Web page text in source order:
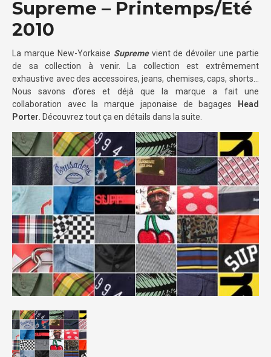
Supreme – Printemps/Eté
2010
La marque New-Yorkaise Supremevient de dévoiler une partie
de sa collection à venir. La collection est extrêmement
exhaustive avec des accessoires, jeans, chemises, caps, shorts…
Nous savons d’ores et déjà que la marque a fait une
collaboration avec la marque japonaise de bagages
Head
Porter . Découvrez tout ça en détails dans la suite.